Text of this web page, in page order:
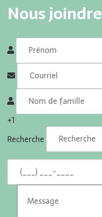
Nous joindre
+1
Recherche